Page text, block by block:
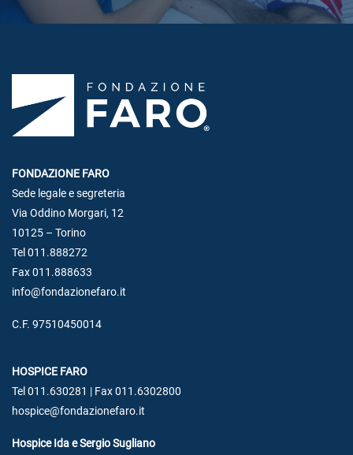
FONDAZIONE FARO
Sede legale e segreteria
Via Oddino Morgari, 12
10125 – Torino
Tel 011.888272
Fax 011.888633
info@fondazionefaro.it
C.F. 97510450014
HOSPICE FARO
Tel 011.630281 | Fax 011.6302800
hospice@fondazionefaro.it
Hospice Ida e Sergio Sugliano